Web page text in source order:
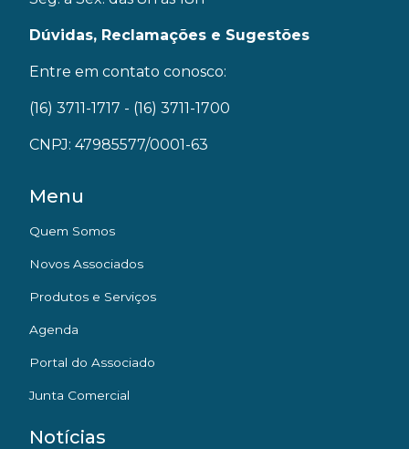
Dúvidas, Reclamações e Sugestões
Entre em contato conosco:
(16) 3711-1717 - (16) 3711-1700
CNPJ: 47985577/0001-63
Menu
Quem Somos
Novos Associados
Produtos e Serviços
Agenda
Portal do Associado
Junta Comercial
Notícias